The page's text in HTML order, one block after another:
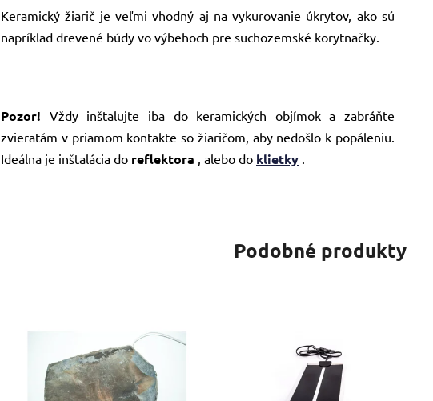
Keramický žiarič je veľmi vhodný aj na vykurovanie úkrytov, ako sú
napríklad drevené búdy vo výbehoch pre suchozemské korytnačky.
Pozor! Vždy inštalujte iba do keramických objímok a zabráňte
zvieratám v priamom kontakte so žiaričom, aby nedošlo k popáleniu.
Ideálna je inštalácia do reflektora , alebo do klietky
Podobné produkty